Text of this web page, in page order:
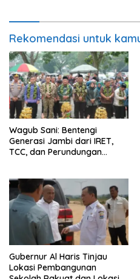
Rekomendasi untuk
Wagub Sani: Bentengi
Generasi Jambi dari IRET,
TCC, dan Perundungan
Gubernur Al Haris Tinjau
Lokasi Pembangunan